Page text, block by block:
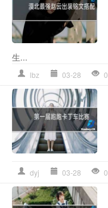
生...
lbz 03-28 0
dyj 03-28 0